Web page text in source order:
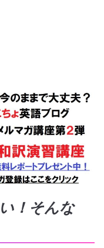
！そんな